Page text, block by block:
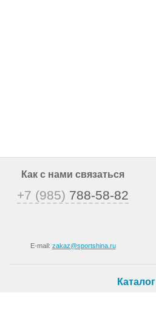
Как с нами связаться
+7 (985) 788-58-82
E-mail: zakaz@sportshina.ru
Каталог